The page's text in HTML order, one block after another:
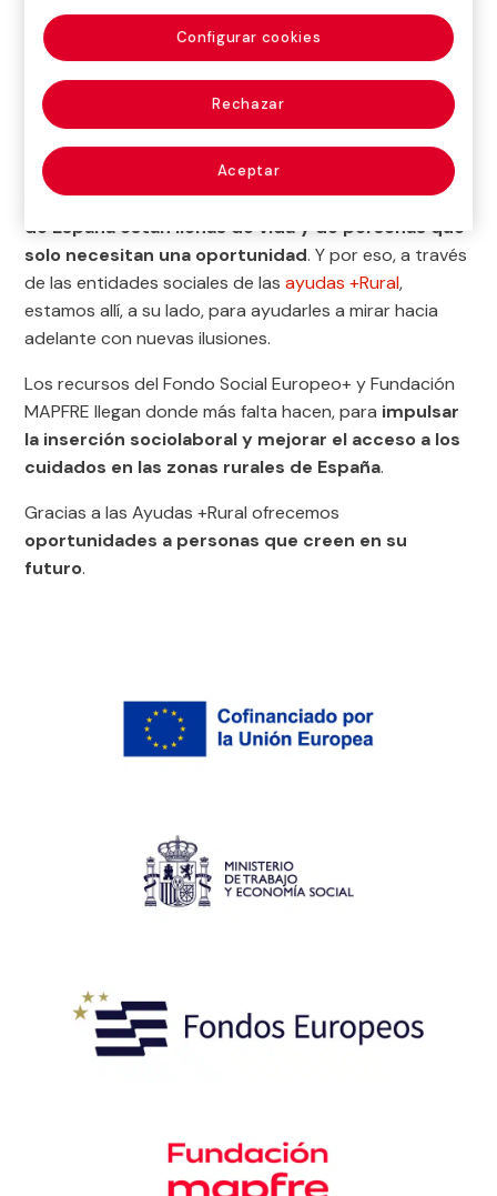
pueden haber llevado a cada una de ellas a
desengancharse del mercado laboral, pero las
mismas para todas, sobre todo en los lugares en los
que la escasa oferta laboral dificulta la
reincorporación al mercado de trabajo.
En Fundación MAPFRE sabemos quelas zonas rurales
de España están llenas de vida y de personas que
solo necesitan una oportunidad. Y por eso, a través
de las entidades sociales de lasayudas +Rural,
estamos allí, a su lado, para ayudarles a mirar hacia
adelante con nuevas ilusiones.
Los recursos del Fondo Social Europeo+ y Fundación
MAPFRE llegan donde más falta hacen, para impulsar
la inserción sociolaboral y mejorar el acceso a los
cuidados en las zonas rurales de España.
Gracias a las Ayudas +Rural ofrecemos
oportunidades a personas que creen en su
futuro.
Rechazar
Aceptar
Configurar cookies